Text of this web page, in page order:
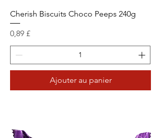
Cherish Biscuits Choco Peeps 240g
Prix
0,89 £
Ajouter au panier